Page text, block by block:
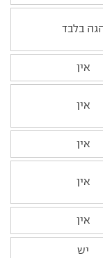
בלבד
אין
אין
אין
אין
אין
יש